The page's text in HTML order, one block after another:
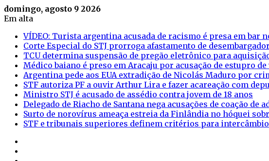
domingo, agosto 9 2026
Em alta
VÍDEO: Turista argentina acusada de racismo é presa em bar
Corte Especial do STJ prorroga afastamento de
TCU determina suspensão de pregão eletrônico para
Médico baiano é preso em Aracaju por acusação de estupro
Argentina pede aos EUA extradição de Nicolás Maduro por
STF autoriza PF a ouvir Arthur Lira e fazer acareação com
Ministro STJ é acusado de assédio contra jovem de 18 anos
Delegado de Riacho de Santana nega acusações de coação de
Surto de norovírus ameaça estreia da Finlândia no hóquei
STF e tribunais superiores definem critérios para